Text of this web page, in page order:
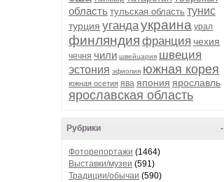
область тульская область тунис
турция угандаукраина урал
финляндия франция чехия
чечня чили швейцария швеция
эстония эфиопия южная корея
южная осетия ява япония ярославль
ярославская область
-
Рубрики
Фоторепортажи (1464)
Выставки/музеи (591)
Традиции/обычаи (590)